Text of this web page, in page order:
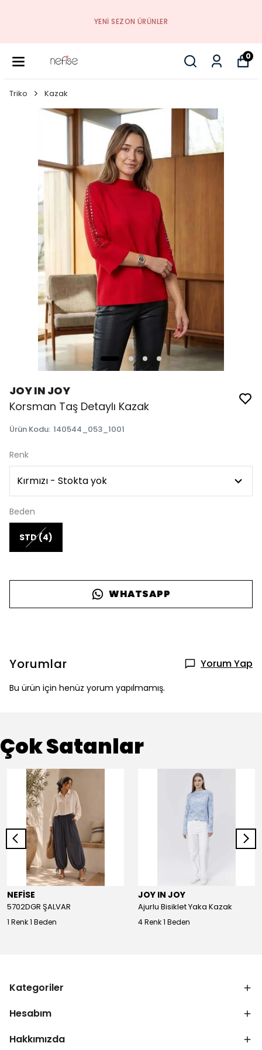
YENI SEZON ÜRÜNLER
0
Triko Kazak
JOY IN JOY
Korsman Taş Detaylı Kazak
Ürün Kodu: 140544_053_1001
Renk
Beden
STD (4)
WHATSAPP
Yorumlar Yorum Yap
Bu ürün için henüz yorum yapılmamış.
Çok Satanlar
NEFİSE
5702DGR ŞALVAR
1 Renk 1 Beden
JOY IN JOY
Ajurlu Bisiklet Yaka Kazak
4 Renk 1 Beden
Kategoriler
Hesabım
Hakkımızda